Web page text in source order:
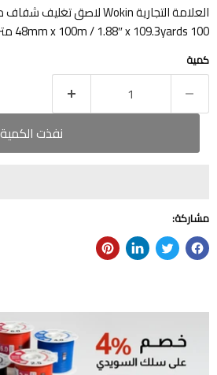
48mm x 100m / 1.88″ x 109.3yards 100 متر
كمية
نفذت الكمية
مشاركة: